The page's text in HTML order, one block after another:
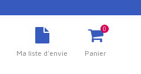
Ma liste d'envie
0
Panier